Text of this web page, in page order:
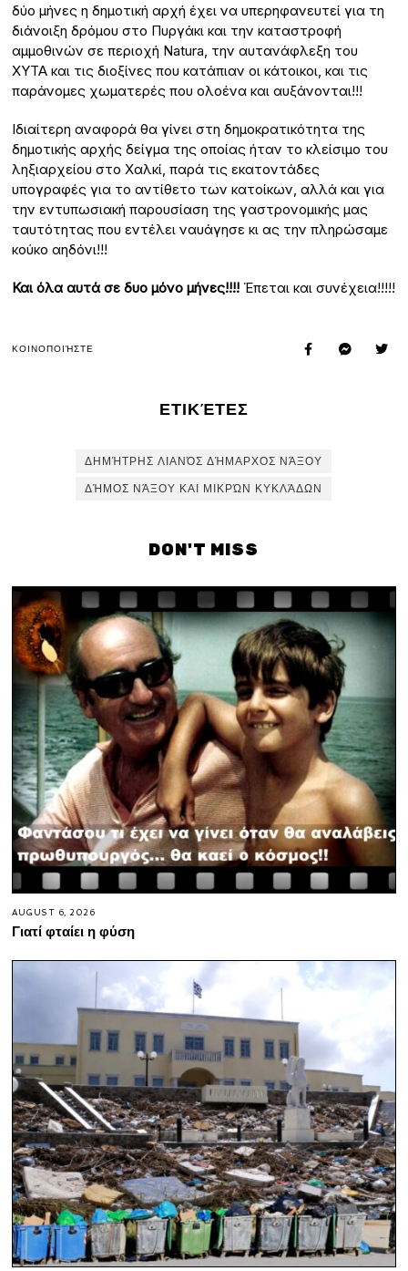
δύο μήνες η δημοτική αρχή έχει να υπερηφανευτεί για τη
διάνοιξη δρόμου στο Πυργάκι και την καταστροφή
αμμοθινών σε περιοχή Νatura, την αυτανάφλεξη του
ΧΥΤΑ και τις διοξίνες που κατάπιαν οι κάτοικοι, και τις
παράνομες χωματερές που ολοένα και αυξάνονται!!!
Ιδιαίτερη αναφορά θα γίνει στη δημοκρατικότητα της
δημοτικής αρχής δείγμα της οποίας ήταν το κλείσιμο του
ληξιαρχείου στο Χαλκί, παρά τις εκατοντάδες
υπογραφές για το αντίθετο των κατοίκων, αλλά και για
την εντυπωσιακή παρουσίαση της γαστρονομικής μας
ταυτότητας που εντέλει ναυάγησε κι ας την πληρώσαμε
κούκο αηδόνι!!!
Και όλα αυτά σε δυο μόνο μήνες!!!! Έπεται και συνέχεια!!!!!
ΚΟΙΝΟΠΟΙΉΣΤΕ
ΕΤΙΚΈΤΕΣ
ΔΗΜΉΤΡΗΣ ΛΙΑΝΌΣ ΔΉΜΑΡΧΟΣ ΝΆΞΟΥ
ΔΉΜΟΣ ΝΆΞΟΥ ΚΑΙ ΜΙΚΡΏΝ ΚΥΚΛΆΔΩΝ
DON'T MISS
AUGUST 6, 2026
Γιατί φταίει η φύση